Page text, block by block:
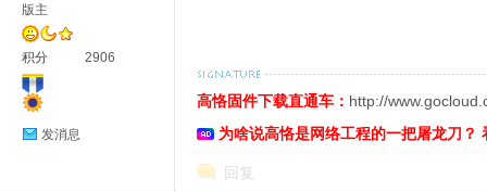
版主
积分 2906
发消息
高恪固件下载直通车： http://
为啥说高恪是网络工程的一把屠龙刀？
回复